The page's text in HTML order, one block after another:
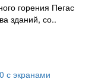
горения Пегас
зданий, со..